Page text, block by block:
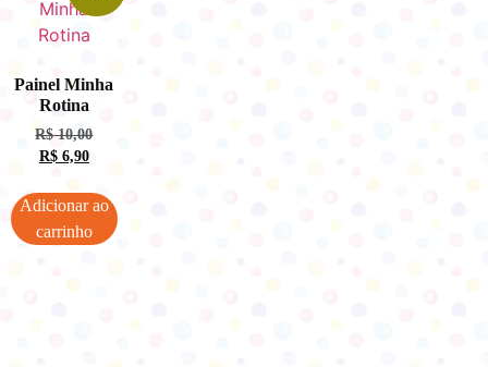
Painel Minha
Rotina
R$10,00
R$6,90
Adicionar ao
carrinho